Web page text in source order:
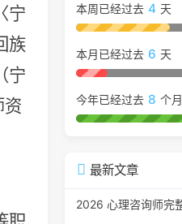
宁
族
宁
资
本周已经过去 4 天
本月已经过去 6 天
今年已经过去 8 个月
最新文章